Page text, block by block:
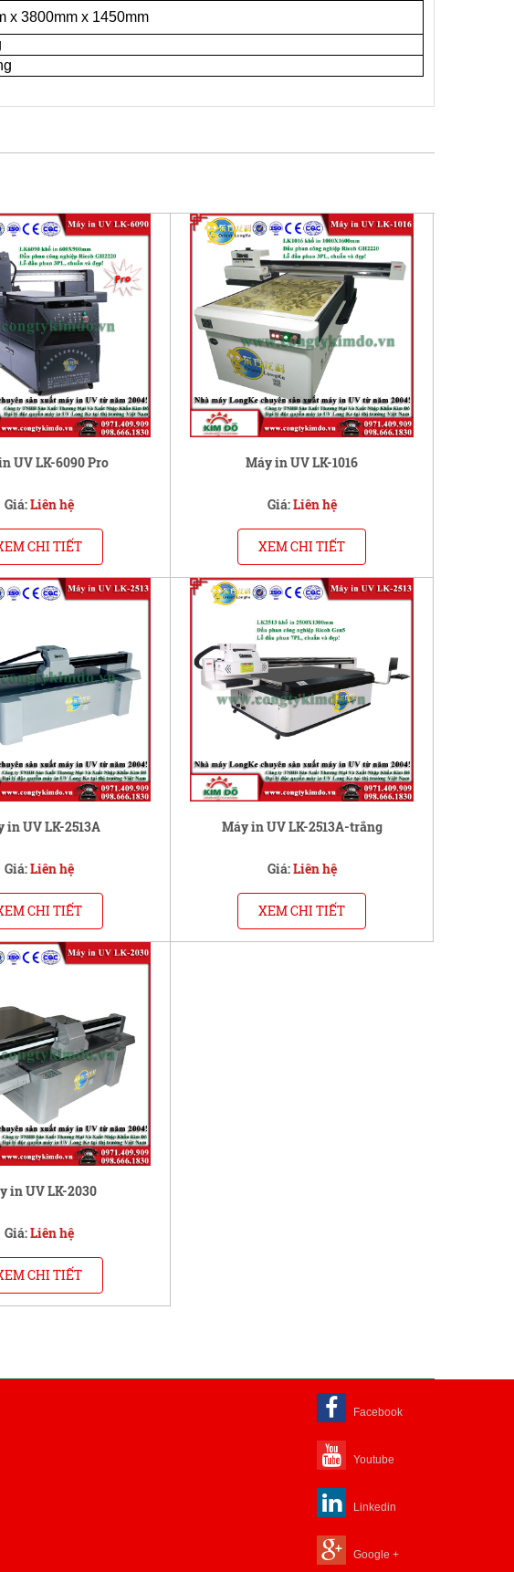
x 3800mm x 1450mm
UV LK-6090 Pro
Giá:Liên hệ
CHI TIẾT
Máy in UV LK-1016
Giá:Liên hệ
XEM CHI TIẾT
in UV LK-2513A
Giá:Liên hệ
CHI TIẾT
Máy in UV LK-2513A-trắng
Giá:Liên hệ
XEM CHI TIẾT
in UV LK-2030
Giá:Liên hệ
CHI TIẾT
Facebook
Youtube
Linkedin
Google +